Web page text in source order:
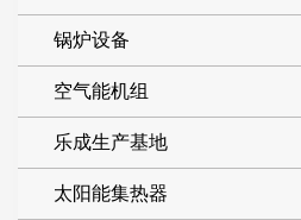
锅炉设备
空气能机组
乐成生产基地
太阳能集热器